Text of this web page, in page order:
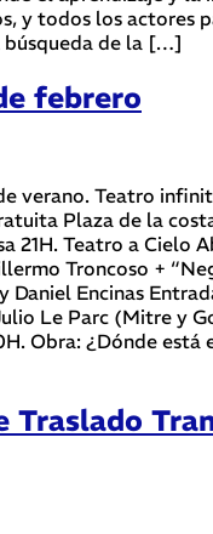
y todos los actores
búsqueda de la […]
febrero
verano. Teatro
Plaza de la
21H. Teatro a Cielo
Troncoso +
Daniel Encinas
Le Parc (Mitre y
Obra: ¿Dónde está
Traslado